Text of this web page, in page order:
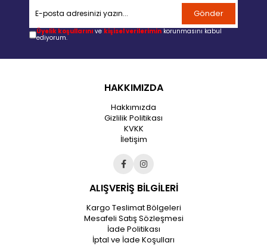
Gönder
Üyelik koşullarını ve kişisel verilerimin korunmasını kabul
ediyorum.
HAKKIMIZDA
Hakkımızda
Gizlilik Politikası
KVKK
İletişim
ALIŞVERİŞ BİLGİLERİ
Kargo Teslimat Bölgeleri
Mesafeli Satış Sözleşmesi
İade Politikası
İptal ve İade Koşulları